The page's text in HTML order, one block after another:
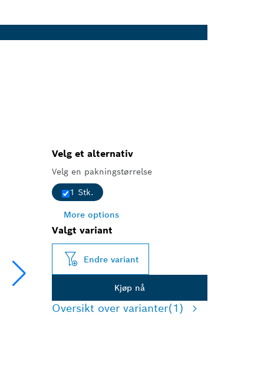
Velg et alternativ
Velg en pakningstørrelse
1 Stk.
More options
Valgt variant
Endre variant
Kjøp nå
Oversikt over varianter(1)